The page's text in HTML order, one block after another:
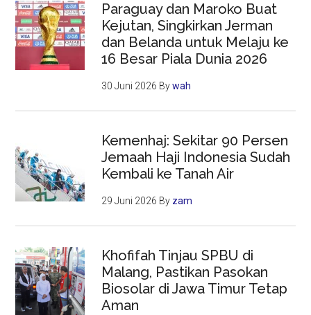
Paraguay dan Maroko Buat
Kejutan, Singkirkan Jerman
dan Belanda untuk Melaju ke
16 Besar Piala Dunia 2026
30 Juni 2026 Bywah
Kemenhaj: Sekitar 90 Persen
Jemaah Haji Indonesia Sudah
Kembali ke Tanah Air
29 Juni 2026 By zam
Khofifah Tinjau SPBU di
Malang, Pastikan Pasokan
Biosolar di Jawa Timur Tetap
Aman